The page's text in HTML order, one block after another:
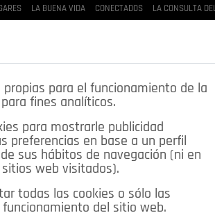
LA BUENA VIDA CONECTADOS LA CONSULTA
OPINIÓN IN SALUD 🔴 EN DIRECTO
propias para el funcionamiento de la
fines analíticos.
para mostrarle publicidad
preferencias en base a un perfil
sus hábitos de navegación (ni en
web visitados).
todas las cookies o sólo las
del sitio web.